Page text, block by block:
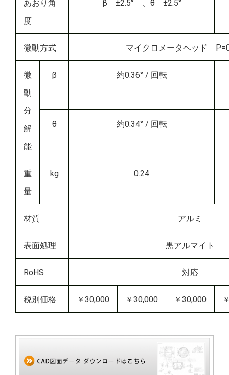
あおり角
度
β ±2.5° 、θ ±2.5°
微動方式 マイクロメータヘッド
微
動
分
解
能
β 約0.36° / 回転
θ 約0.34° / 回転
重
量
kg 0.24
材質 アルミ
表面処理 黒アルマイト
RoHS 対応
税別価格 ￥30,000 ￥30,000 ￥30,000